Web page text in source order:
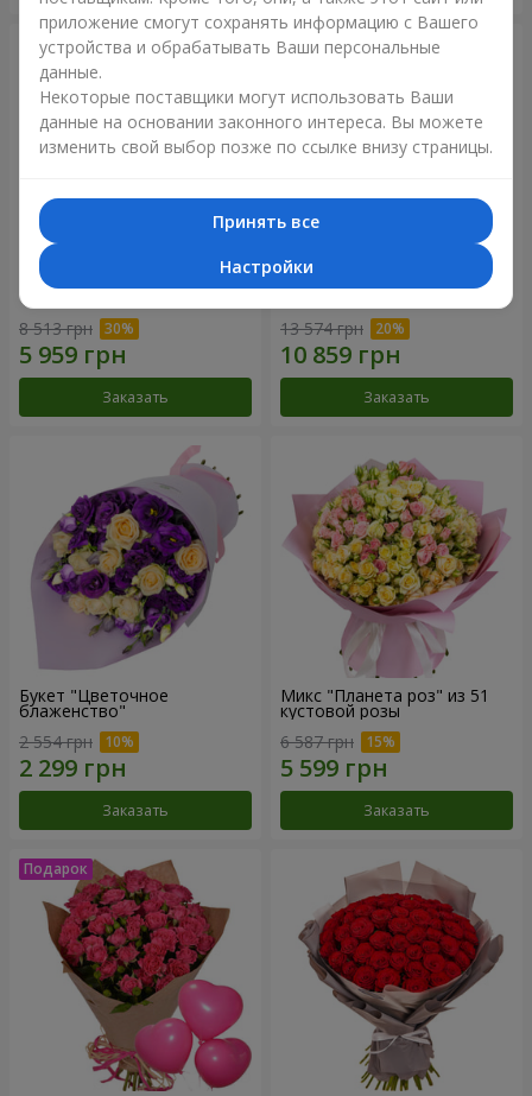
Букет "Сила Любви!"
8 513 грн
Заказать
Романтический букет
13 574 грн
Заказать
Букет "Цветочное
блаженство"
2 554 грн
Заказать
Микс "Планета роз" из 51
кустовой розы
6 587 грн
Заказать
приложение смогут сохранять информацию с Вашего
устройства и обрабатывать Ваши персональные
данные.
Некоторые поставщики могут использовать Ваши
данные на основании законного интереса. Вы можете
изменить свой выбор позже по ссылке внизу страницы.
Принять все
Настройки